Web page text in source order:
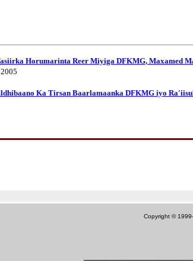
Horumarinta Reer Miyiga DFKMG, Maxamed
Ka Tirsan Baarlamaanka DFKMG iyo
Copyright ©